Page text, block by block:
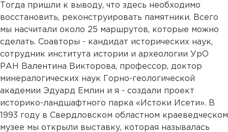
Тогда пришли к выводу, что здесь необходимо
восстановить, реконструировать памятники. Всего
мы насчитали около 25 маршрутов, которые можно
сделать. Соавторы - кандидат исторических наук,
сотрудник института истории и археологии УрО
РАН Валентина Викторова, профессор, доктор
минералогических наук Горно-геологической
академии Эдуард Емлин и я - создали проект
историко-ландшафтного парка «Истоки Исети». В
1993 году в Свердловском областном краеведческом
музее мы открыли выставку, которая называлась